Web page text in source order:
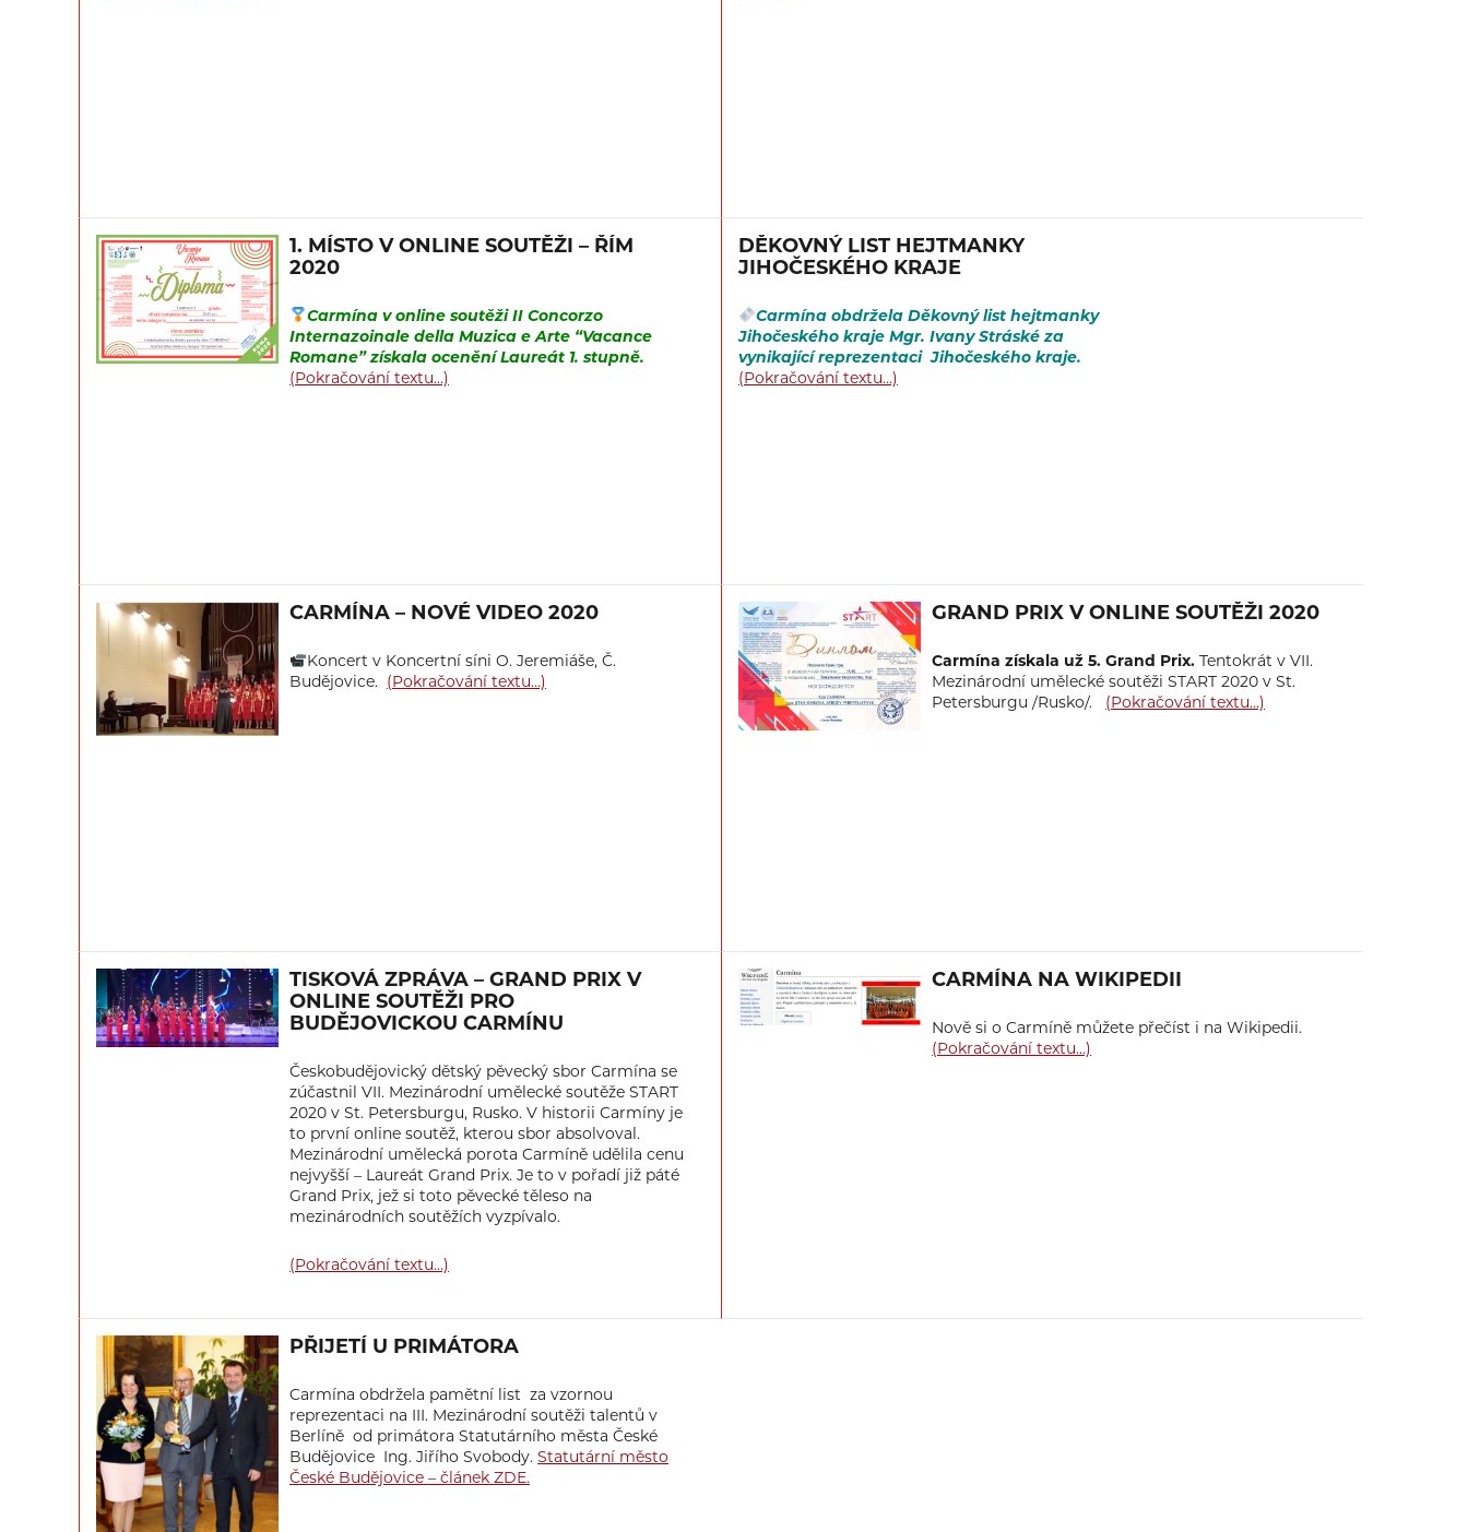
1. MÍSTO V ONLINE SOUTĚŽI – ŘÍM
2020
Carmína v online soutěži II Concorzo
Internazoinale della Muzica e Arte “Vacance
Romane” získala ocenění Laureát 1. stupně.
(Pokračování textu…)
DĚKOVNÝ LIST HEJTMANKY
JIHOČESKÉHO KRAJE
Carmína obdržela Děkovný list hejtmanky
Jihočeského kraje Mgr. Ivany Stráské za
vynikající reprezentaci Jihočeského kraje.
(Pokračování textu…)
CARMÍNA – NOVÉ VIDEO 2020
Koncert v Koncertní síni O. Jeremiáše, Č.
Budějovice. (Pokračování textu…)
GRAND PRIX V ONLINE SOUTĚŽI 2020
Carmína získala už 5. Grand Prix. Tentokrát v VII.
Mezinárodní umělecké soutěži START 2020 v St.
Petersburgu /Rusko/. (Pokračování textu…)
TISKOVÁ ZPRÁVA – GRAND PRIX V
ONLINE SOUTĚŽI PRO
BUDĚJOVICKOU CARMÍNU
Českobudějovický dětský pěvecký sbor Carmína se
zúčastnil VII. Mezinárodní umělecké soutěže START
2020 v St. Petersburgu, Rusko. V historii Carmíny je
to první online soutěž, kterou sbor absolvoval.
Mezinárodní umělecká porota Carmíně udělila cenu
nejvyšší – Laureát Grand Prix. Je to v pořadí již páté
Grand Prix, jež si toto pěvecké těleso na
mezinárodních soutěžích vyzpívalo.
(Pokračování textu…)
CARMÍNA NA WIKIPEDII
Nově si o Carmíně můžete přečíst i na Wikipedii.
(Pokračování textu…)
PŘIJETÍ U PRIMÁTORA
Carmína obdržela pamětní list za vzornou
reprezentaci na III. Mezinárodní soutěži talentů v
Berlíně od primátora Statutárního města České
Budějovice Ing. Jiřího Svobody.Statutární město
České Budějovice – článek ZDE.